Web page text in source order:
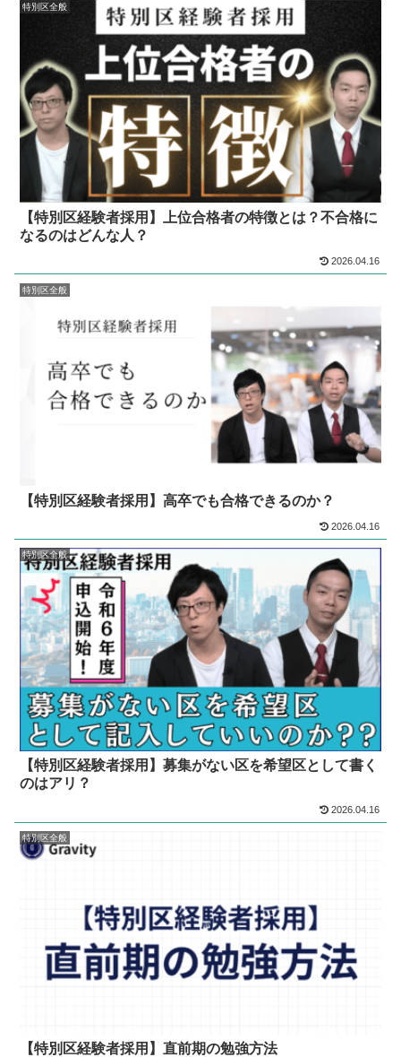
特別区全般
【特別区経験者採用】上位合格者の特徴とは？不合格に
なるのはどんな人？
2026.04.16
特別区全般
【特別区経験者採用】高卒でも合格できるのか？
2026.04.16
特別区全般
【特別区経験者採用】募集がない区を希望区として書く
のはアリ？
2026.04.16
特別区全般
【特別区経験者採用】直前期の勉強方法